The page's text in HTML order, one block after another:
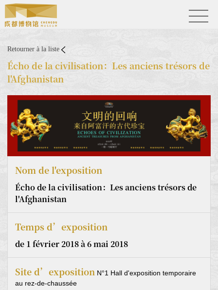
Retourner à la liste
Écho de la civilisation：Les anciens trésors de
l'Afghanistan
Nom de l'exposition
Écho de la civilisation：Les anciens trésors de
l'Afghanistan
Temps d’exposition
de 1 février 2018 à 6 mai 2018
Site d’exposition N°1 Hall d'exposition temporaire
au rez-de-chaussée